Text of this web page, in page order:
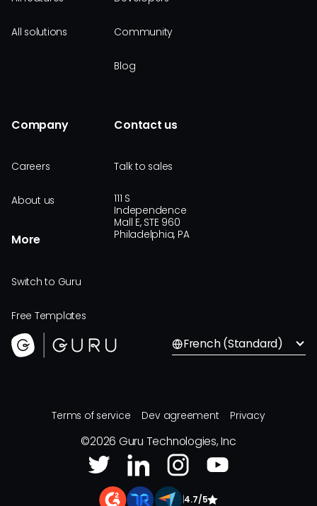
All solutions Community
Blog
Company
Careers
About us
More
Switch to Guru
Free Templates
Contact us
Talk to sales
111 S
Independence
Mall E, STE 960
Philadelphia, PA
French (Standard)
Terms of service Dev agreement Privacy
©2026 Guru Technologies, Inc
4.7/5